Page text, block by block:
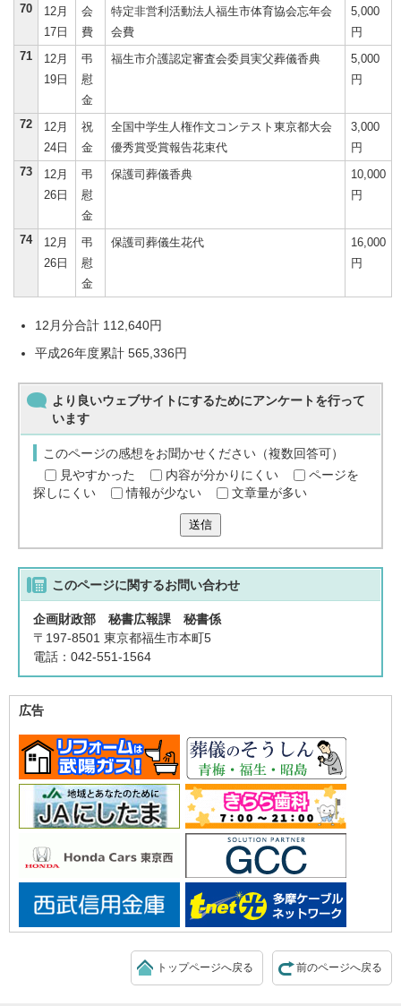
70
12月
17日
会
費
特定非営利活動法人福生市体育協会忘年会
会費
5,000
円
71
12月
19日
弔
慰
金
福生市介護認定審査会委員実父葬儀香典
5,000
円
72
12月
24日
祝
金
全国中学生人権作文コンテスト東京都大会
優秀賞受賞報告花束代
3,000
円
73
12月
26日
弔
慰
金
保護司葬儀香典
10,000
円
74
12月
26日
弔
慰
金
保護司葬儀生花代
16,000
円
12月分合計 112,640円
平成26年度累計 565,336円
より良いウェブサイトにするためにアンケートを行って
います
このページの感想をお聞かせください（複数回答可）
見やすかった
内容が分かりにくい
ページを
探しにくい
情報が少ない 文章量が多い
送信
このページに関するお問い合わせ
企画財政部 秘書広報課 秘書係
〒197-8501 東京都福生市本町5
電話：042-551-1564
広告
前のページへ戻る
トップページへ戻る